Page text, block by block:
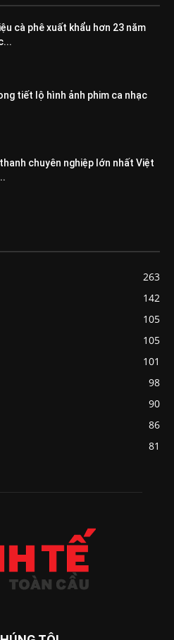
cà phê xuất khẩu hơn 23 năm
tiết lộ hình ảnh phim ca nhạc
chuyên nghiệp lớn nhất Việt
263
142
105
105
101
98
90
86
81